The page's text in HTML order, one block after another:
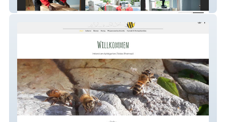
Gresch Umzüge